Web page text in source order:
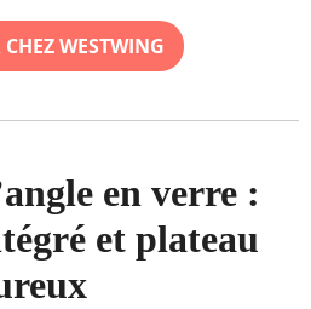
CHEZ WESTWING
en verre :
et plateau